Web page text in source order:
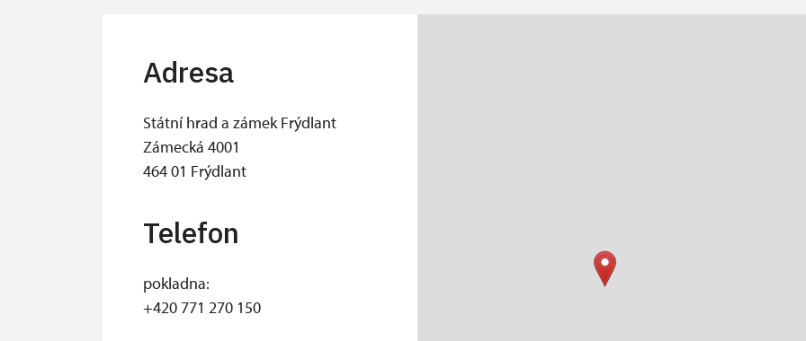
Adresa
Státní hrad a zámek Frýdlant
Zámecká 4001
464 01 Frýdlant
Telefon
pokladna:
+420 771 270 150